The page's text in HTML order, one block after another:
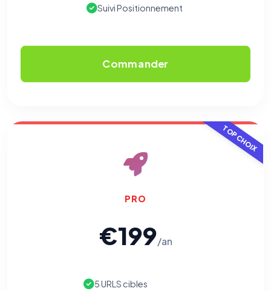
Suivi Positionnement
Commander
TOP CHOIX
PRO
€199/an
5 URLS cibles